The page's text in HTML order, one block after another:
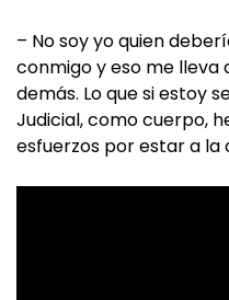
– No soy yo quien
conmigo y eso me lleva
demás. Lo que si estoy
Judicial, como cuerpo,
esfuerzos por estar a la